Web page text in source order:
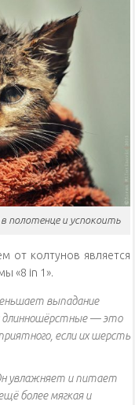
полотенце и успокоить
от колтунов является
«8 in 1».
выпадание
длинношёрстные — это
если их шерсть
увлажняет и питает
более мягкая и